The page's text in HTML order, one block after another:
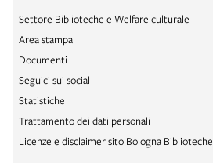
Settore Biblioteche e Welfare culturale
Area stampa
Documenti
Seguici sui social
Statistiche
Trattamento dei dati personali
Licenze e disclaimer sito Bologna Biblioteche